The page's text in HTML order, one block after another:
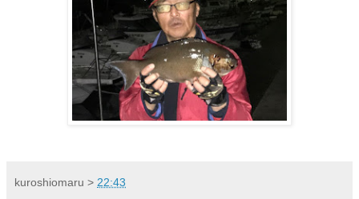
kuroshiomaru > 22:43